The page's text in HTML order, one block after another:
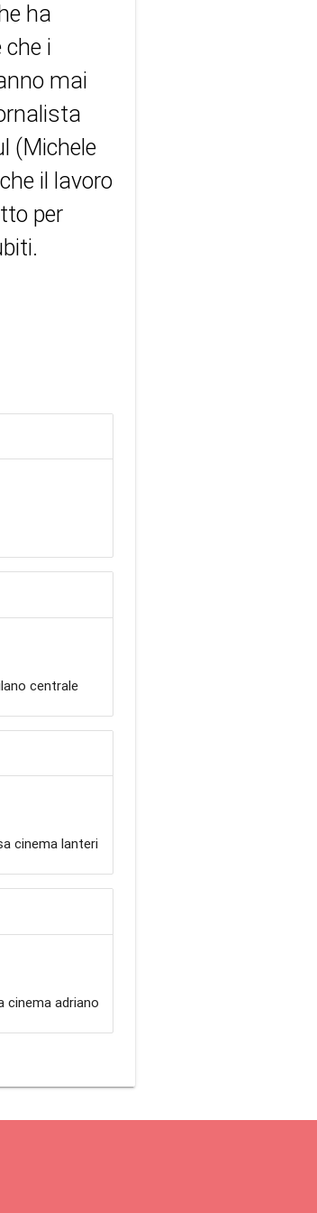
ha
i
mai
(Michele
il lavoro
per
centrale
cinema lanteri
cinema adriano